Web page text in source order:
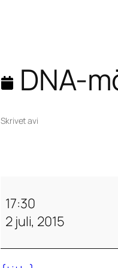
DNA-
Skrivet avi
N
A
17:30
2 juli, 2015